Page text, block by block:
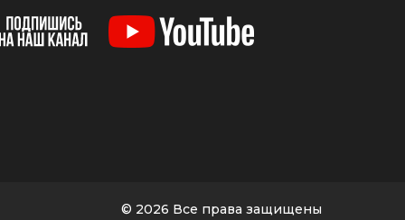
© 2026 Все права защищены